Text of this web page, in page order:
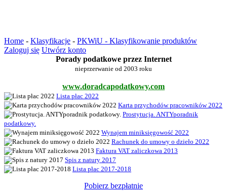
Home - Klasyfikacje - PKWiU - Klasyfikowanie produktów
Zaloguj się Utwórz konto
Porady podatkowe przez Internet
nieprzerwanie od 2003 roku
www.doradcapodatkowy.com
Lista płac 2022
Karta przychodów pracowników 2022
Prostytucja. ANTYporadnik
podatkowy.
Wynajem miniksięgowość 2022
Rachunek do umowy o dzieło 2022
Faktura VAT zaliczkowa 2013
Spis z natury 2017
Lista płac 2017-2018
Pobierz bezpłatnie